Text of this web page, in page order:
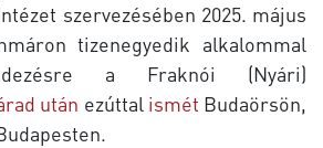
szervezésében 2025. május
tizenegyedik alkalommal
a Fraknói (Nyári)
után ezúttal ismét Budaörsön,